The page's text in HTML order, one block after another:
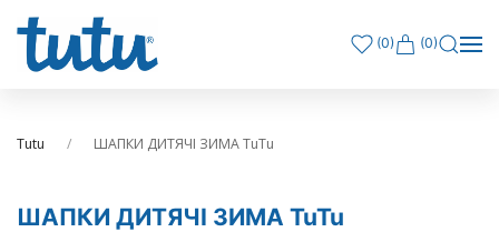
(0) (0)
Tutu ШАПКИ ДИТЯЧІ ЗИМА TuTu
ШАПКИ ДИТЯЧІ ЗИМА TuTu